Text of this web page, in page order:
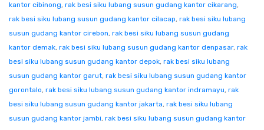
kantor cibinong, rak besi siku lubang susun gudang kantor cikarang,
rak besi siku lubang susun gudang kantor cilacap, rak besi siku lubang
susun gudang kantor cirebon, rak besi siku lubang susun gudang
kantor demak, rak besi siku lubang susun gudang kantor denpasar, rak
besi siku lubang susun gudang kantor depok, rak besi siku lubang
susun gudang kantor garut, rak besi siku lubang susun gudang kantor
gorontalo, rak besi siku lubang susun gudang kantor indramayu, rak
besi siku lubang susun gudang kantor jakarta, rak besi siku lubang
susun gudang kantor jambi, rak besi siku lubang susun gudang kantor